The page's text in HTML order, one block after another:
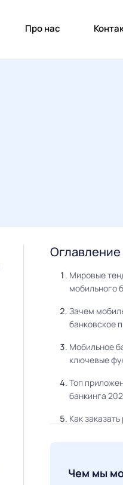
Про нас
Оглавление
Мировые
мобильного
Зачем
банковское
Мобильное
ключевые
Топ
банкинга
Как
Чем мы